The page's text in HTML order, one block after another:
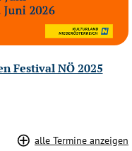
Festival NÖ 2025
alle Termine anzeigen